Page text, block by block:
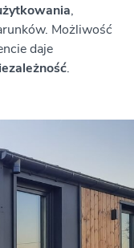
,
Możliwość
daje
.